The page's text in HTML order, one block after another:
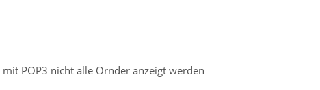
POP3 nicht alle Ornder anzeigt werden